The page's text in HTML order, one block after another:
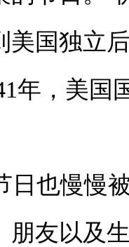
美国独立
年，美国
也慢慢
朋友以及